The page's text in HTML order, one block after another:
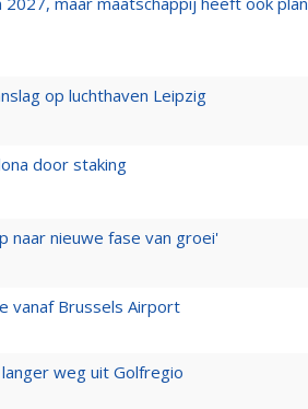
op luchthaven Leipzig
door staking
naar nieuwe fase van groei'
vanaf Brussels Airport
weg uit Golfregio